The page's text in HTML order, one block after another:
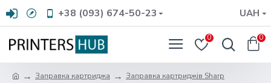
+38 (093) 674-50-23 UAH
0 0
Заправка картриджа
Заправка картриджів Sharp